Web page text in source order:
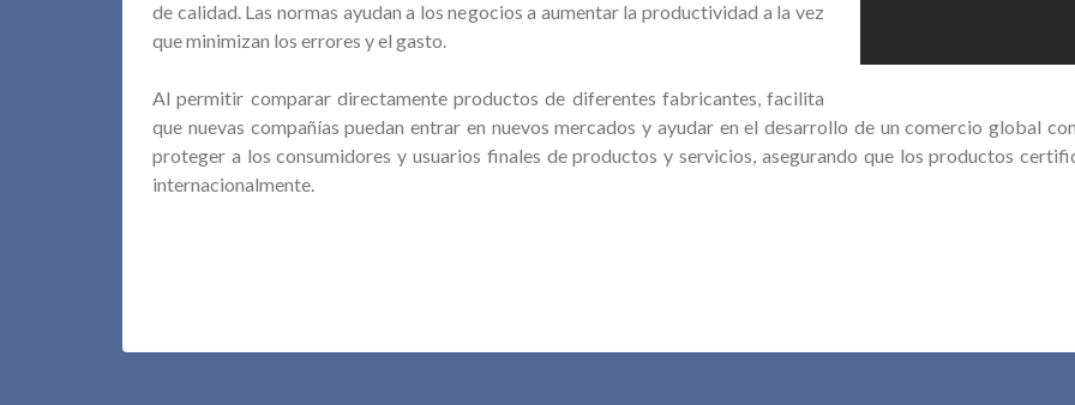
de calidad. Las normas ayudan a los negocios a aumentar la productividad a la vez
que minimizan los errores y el gasto.
Al permitir comparar directamente productos de diferentes fabricantes, facilita
que nuevas compañías puedan entrar en nuevos mercados y ayudar en el desarrollo de un comercio global
proteger a los consumidores y usuarios finales de productos y servicios, asegurando que los productos
internacionalmente.